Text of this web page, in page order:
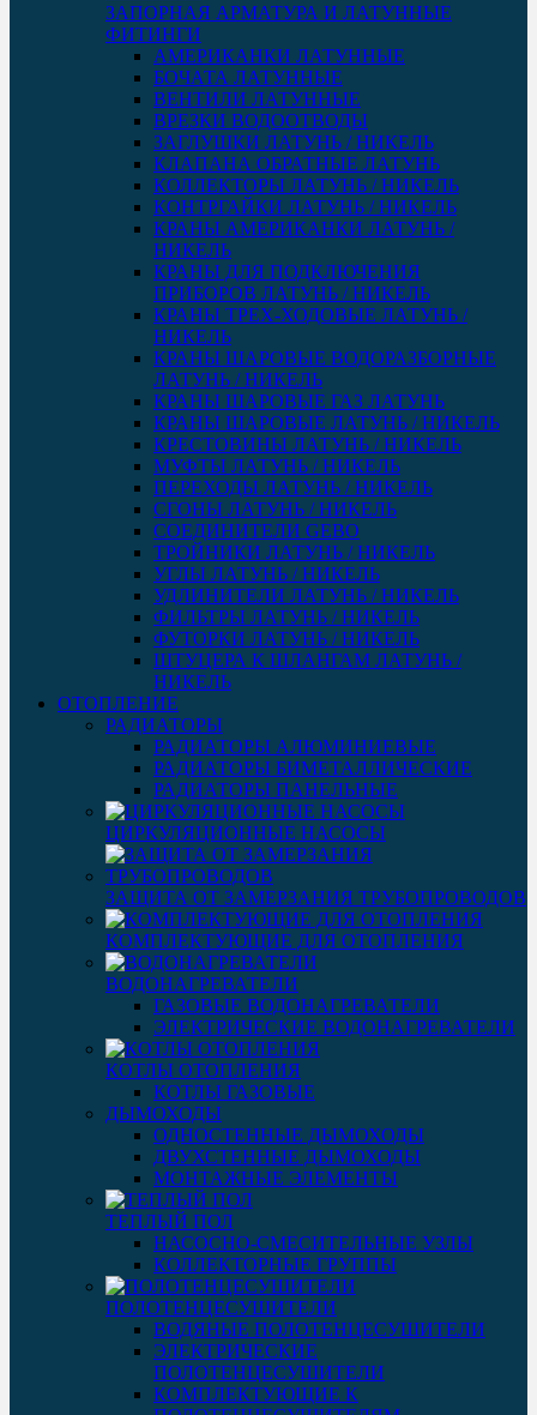
ЗАПОРНАЯ АРМАТУРА И ЛАТУННЫЕ
ФИТИНГИ
АМЕРИКАНКИ ЛАТУННЫЕ
БОЧАТА ЛАТУННЫЕ
ВЕНТИЛИ ЛАТУННЫЕ
ВРЕЗКИ ВОДООТВОДЫ
ЗАГЛУШКИ ЛАТУНЬ / НИКЕЛЬ
КЛАПАНА ОБРАТНЫЕ ЛАТУНЬ
КОЛЛЕКТОРЫ ЛАТУНЬ / НИКЕЛЬ
КОНТРГАЙКИ ЛАТУНЬ / НИКЕЛЬ
КРАНЫ АМЕРИКАНКИ ЛАТУНЬ /
НИКЕЛЬ
КРАНЫ ДЛЯ ПОДКЛЮЧЕНИЯ
ПРИБОРОВ ЛАТУНЬ / НИКЕЛЬ
КРАНЫ ТРЕХ-ХОДОВЫЕ ЛАТУНЬ /
НИКЕЛЬ
КРАНЫ ШАРОВЫЕ ВОДОРАЗБОРНЫЕ
ЛАТУНЬ / НИКЕЛЬ
КРАНЫ ШАРОВЫЕ ГАЗ ЛАТУНЬ
КРАНЫ ШАРОВЫЕ ЛАТУНЬ / НИКЕЛЬ
КРЕСТОВИНЫ ЛАТУНЬ / НИКЕЛЬ
МУФТЫ ЛАТУНЬ / НИКЕЛЬ
ПЕРЕХОДЫ ЛАТУНЬ / НИКЕЛЬ
СГОНЫ ЛАТУНЬ / НИКЕЛЬ
СОЕДИНИТЕЛИ GEBO
ТРОЙНИКИ ЛАТУНЬ / НИКЕЛЬ
УГЛЫ ЛАТУНЬ / НИКЕЛЬ
УДЛИНИТЕЛИ ЛАТУНЬ / НИКЕЛЬ
ФИЛЬТРЫ ЛАТУНЬ / НИКЕЛЬ
ФУТОРКИ ЛАТУНЬ / НИКЕЛЬ
ШТУЦЕРА К ШЛАНГАМ ЛАТУНЬ /
НИКЕЛЬ
ОТОПЛЕНИЕ
РАДИАТОРЫ
РАДИАТОРЫ АЛЮМИНИЕВЫЕ
РАДИАТОРЫ БИМЕТАЛЛИЧЕСКИЕ
РАДИАТОРЫ ПАНЕЛЬНЫЕ
ЦИРКУЛЯЦИОННЫЕ НАСОСЫ
ЗАЩИТА ОТ ЗАМЕРЗАНИЯ ТРУБОПРОВОДОВ
КОМПЛЕКТУЮЩИЕ ДЛЯ ОТОПЛЕНИЯ
ВОДОНАГРЕВАТЕЛИ
ГАЗОВЫЕ ВОДОНАГРЕВАТЕЛИ
ЭЛЕКТРИЧЕСКИЕ ВОДОНАГРЕВАТЕЛИ
КОТЛЫ ОТОПЛЕНИЯ
КОТЛЫ ГАЗОВЫЕ
ДЫМОХОДЫ
ОДНОСТЕННЫЕ ДЫМОХОДЫ
ДВУХСТЕННЫЕ ДЫМОХОДЫ
МОНТАЖНЫЕ ЭЛЕМЕНТЫ
ТЕПЛЫЙ ПОЛ
НАСОСНО-СМЕСИТЕЛЬНЫЕ УЗЛЫ
КОЛЛЕКТОРНЫЕ ГРУППЫ
ПОЛОТЕНЦЕСУШИТЕЛИ
ВОДЯНЫЕ ПОЛОТЕНЦЕСУШИТЕЛИ
ЭЛЕКТРИЧЕСКИЕ
ПОЛОТЕНЦЕСУШИТЕЛИ
КОМПЛЕКТУЮЩИЕ К